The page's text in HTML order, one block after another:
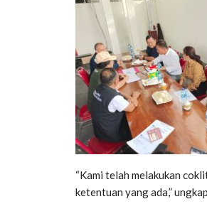
“Kami telah melakukan
ketentuan yang ada,”